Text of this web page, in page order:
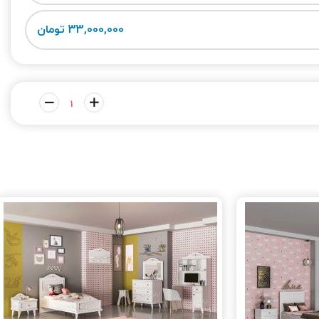
33,000,000 تومان